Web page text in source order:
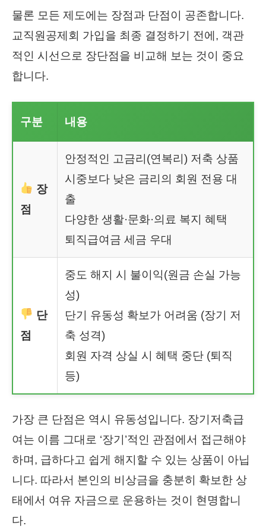
물론 모든 제도에는 장점과 단점이 공존합니다.
교직원공제회 가입을 최종 결정하기 전에, 객관
적인 시선으로 장단점을 비교해 보는 것이 중요
합니다.
구분 내용
장
점
안정적인 고금리(연복리) 저축 상품
시중보다 낮은 금리의 회원 전용 대
출
다양한 생활·문화·의료 복지 혜택
퇴직급여금 세금 우대
단
점
중도 해지 시 불이익(원금 손실 가능
성)
단기 유동성 확보가 어려움 (장기 저
축 성격)
회원 자격 상실 시 혜택 중단 (퇴직
등)
가장 큰 단점은 역시 유동성입니다. 장기저축급
여는 이름 그대로 ‘장기’적인 관점에서 접근해야
하며, 급하다고 쉽게 해지할 수 있는 상품이 아닙
니다. 따라서 본인의 비상금을 충분히 확보한 상
태에서 여유 자금으로 운용하는 것이 현명합니
다.